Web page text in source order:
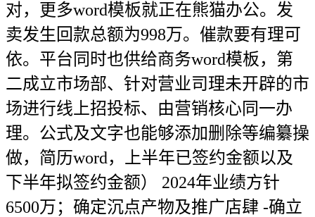
对，更多word模板就正在熊猫办公。发
卖发生回款总额为998万。催款要有理可
依。平台同时也供给商务word模板，第
二成立市场部、针对营业司理未开辟的市
场进行线上招投标、由营销核心同一办
理。公式及文字也能够添加删除等编纂操
做，简历word，上半年已签约金额以及
下半年拟签约金额） 2024年业绩方针
6500万；确定沉点产物及推广店肆 -确立